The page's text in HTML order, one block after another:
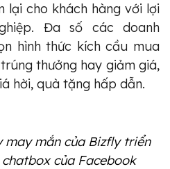
lại cho khách hàng với lợi
Đa số các doanh
hình thức kích cầu mua
trúng thưởng hay giảm giá,
hời, quà tặng hấp dẫn.
may mắn của Bizfly triển
của Facebook